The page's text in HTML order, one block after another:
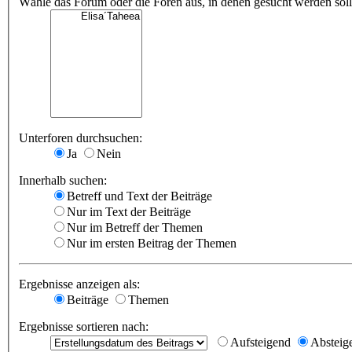
Unterforen durchsuchen:
Ja
Nein
Innerhalb suchen:
Betreff und Text der Beiträge
Nur im Text der Beiträge
Nur im Betreff der Themen
Nur im ersten Beitrag der Themen
Ergebnisse anzeigen als:
Beiträge
Themen
Ergebnisse sortieren nach:
Aufsteigend